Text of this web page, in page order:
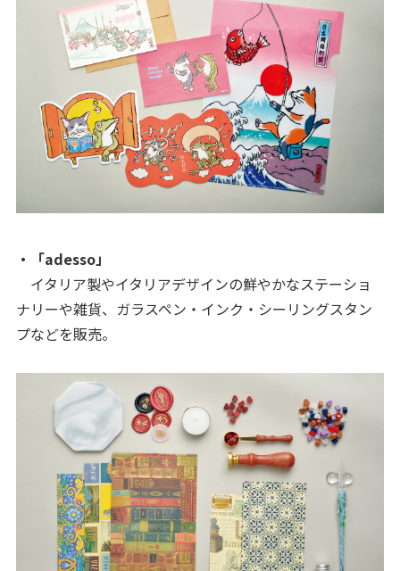
・「adesso」
イタリア製やイタリアデザインの鮮やかなステーショ
ナリーや雑貨、ガラスペン・インク・シーリングスタン
プなどを販売。